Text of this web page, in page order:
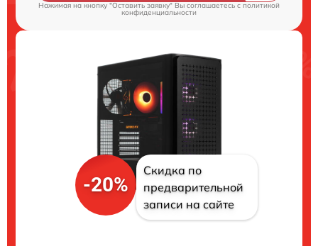
Нажимая на кнопку "Оставить заявку" Вы соглашаетесь cполитикой
конфиденциальности
-20%
Скидка по
предварительной
записи на сайте